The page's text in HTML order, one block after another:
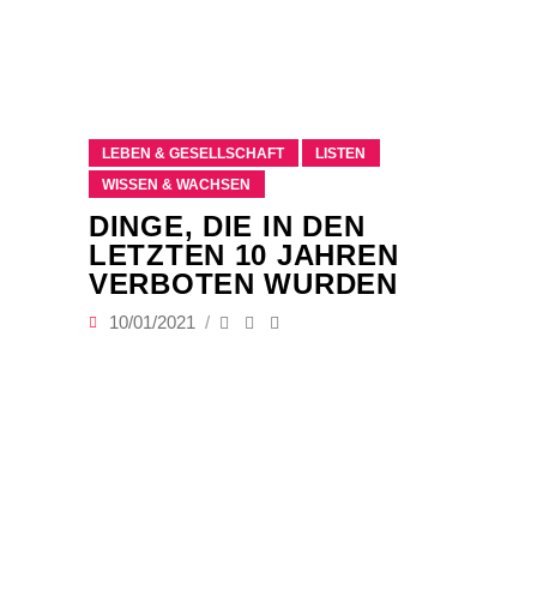
LEBEN & GESELLSCHAFT
LISTEN
WISSEN & WACHSEN
DINGE, DIE IN DEN
LETZTEN 10 JAHREN
VERBOTEN WURDEN
10/01/2021